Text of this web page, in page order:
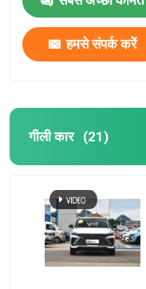
हमसे संपर्क करें
गीली कार (21)